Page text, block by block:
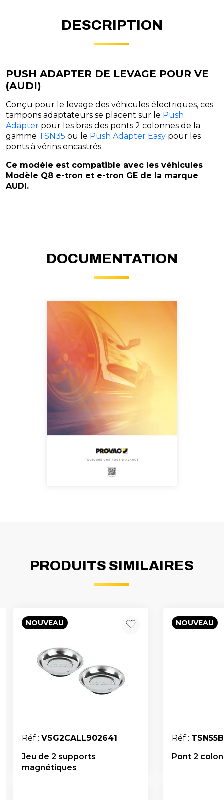
DESCRIPTION
PUSH ADAPTER DE LEVAGE POUR VE
(AUDI)
Conçu pour le levage des véhicules électriques, ces
tampons adaptateurs se placent sur le Push
Adapter pour les bras des ponts 2 colonnes de la
gamme TSN35 ou le Push Adapter Easy pour les
ponts à vérins encastrés.
Ce modèle est compatible avec les véhicules
Modèle Q8 e-tron et e-tron GE de la marque
AUDI.
DOCUMENTATION
PRODUITS SIMILAIRES
NOUVEAU
Réf : VSG2CALL902641
Jeu de 2 supports
magnétiques
NOUVEAU
Réf :
Pont 2